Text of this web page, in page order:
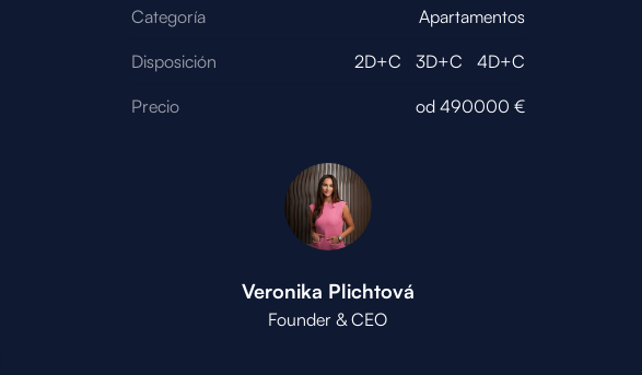
Categoría Apartamentos
Disposición 2D+C 3D+C 4D+C
Precio od 490000 €
Veronika Plichtová
Founder & CEO